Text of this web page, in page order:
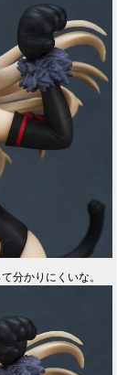
分かりにくいな。